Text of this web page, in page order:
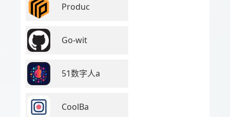
Produc
Go-wit
51数字人a
CoolBa